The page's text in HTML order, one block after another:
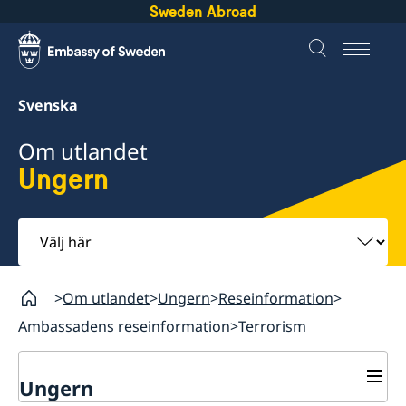
Sweden Abroad
Svenska
Om utlandet
Ungern
Välj
här
Om utlandet Ungern Reseinformation
Ambassadens reseinformation Terrorism
Ungern